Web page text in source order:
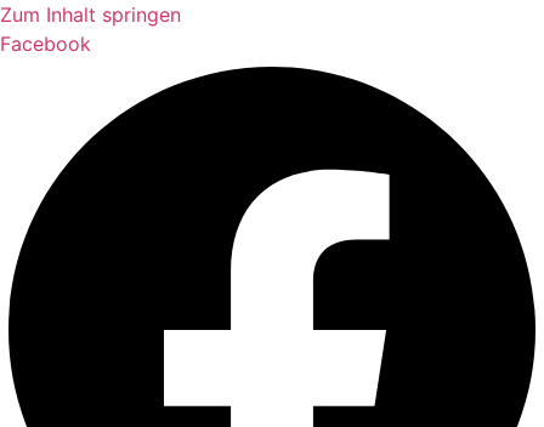
Zum Inhalt springen
Facebook